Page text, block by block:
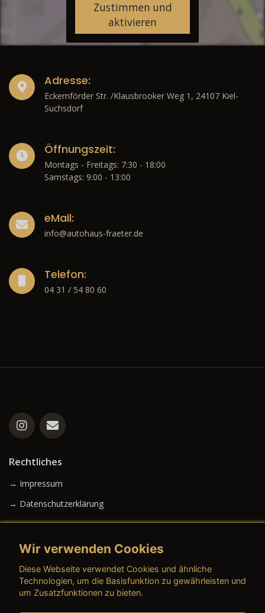
Zustimmen und
aktivieren
Adresse:
Eckernförder Str. /Klausbrooker Weg 1, 24107 Kiel-
Suchsdorf
Öffnungszeit:
Montags - Freitags: 7:30 - 18:00
Samstags: 9:00 - 13:00
eMail:
info@autohaus-fraeter.de
Telefon:
04 31 / 54 80 60
Rechtliches
→ Impressum
→ Datenschutzerklärung
→ AGB (Gebrauchtwagen)
Wir verwenden Cookies
Diese Webseite verwendet Cookies und ähnliche
Technologien, um die Basisfunktion zu gewährleisten und
um Zusatzfunktionen zu bieten.